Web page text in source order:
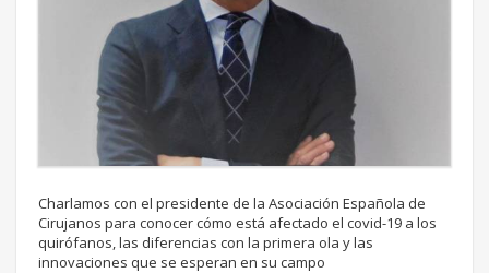
Charlamos con el presidente de la Asociación Española de
Cirujanos para conocer cómo está afectado el covid-19 a los
quirófanos, las diferencias con la primera ola y las
innovaciones que se esperan en su campo